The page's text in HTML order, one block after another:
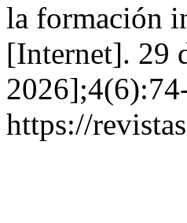
la formación
[Internet]. 29
https://